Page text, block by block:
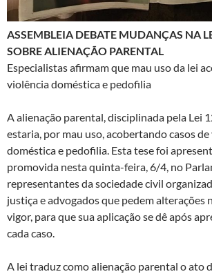
ASSEMBLEIA DEBATE MUDANÇAS NA
SOBRE ALIENAÇÃO PARENTAL
Especialistas afirmam que mau uso da lei
violência doméstica e pedofilia
A alienação parental, disciplinada pela Lei
estaria, por mau uso, acobertando casos
doméstica e pedofilia. Esta tese foi
promovida nesta quinta-feira, 6/4, no
representantes da sociedade civil
justiça e advogados que pedem alterações
vigor, para que sua aplicação se dê após
cada caso.
A lei traduz como alienação parental o ato